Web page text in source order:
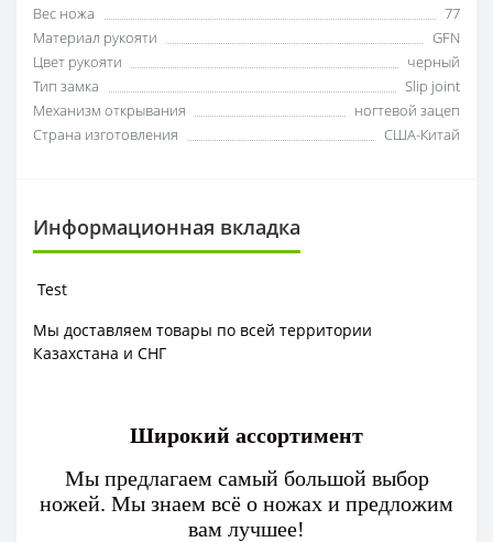
Вес ножа
77
Материал рукояти
GFN
Цвет рукояти
черный
Тип замка
Slip joint
Механизм открывания
ногтевой зацеп
Страна изготовления
США-Китай
Информационная вкладка
Test
Мы доставляем товары по всей территории
Казахстана и СНГ
Широкий ассортимент
Мы предлагаем самый большой выбор
ножей. Мы знаем всё о ножах и предложим
вам лучшее!